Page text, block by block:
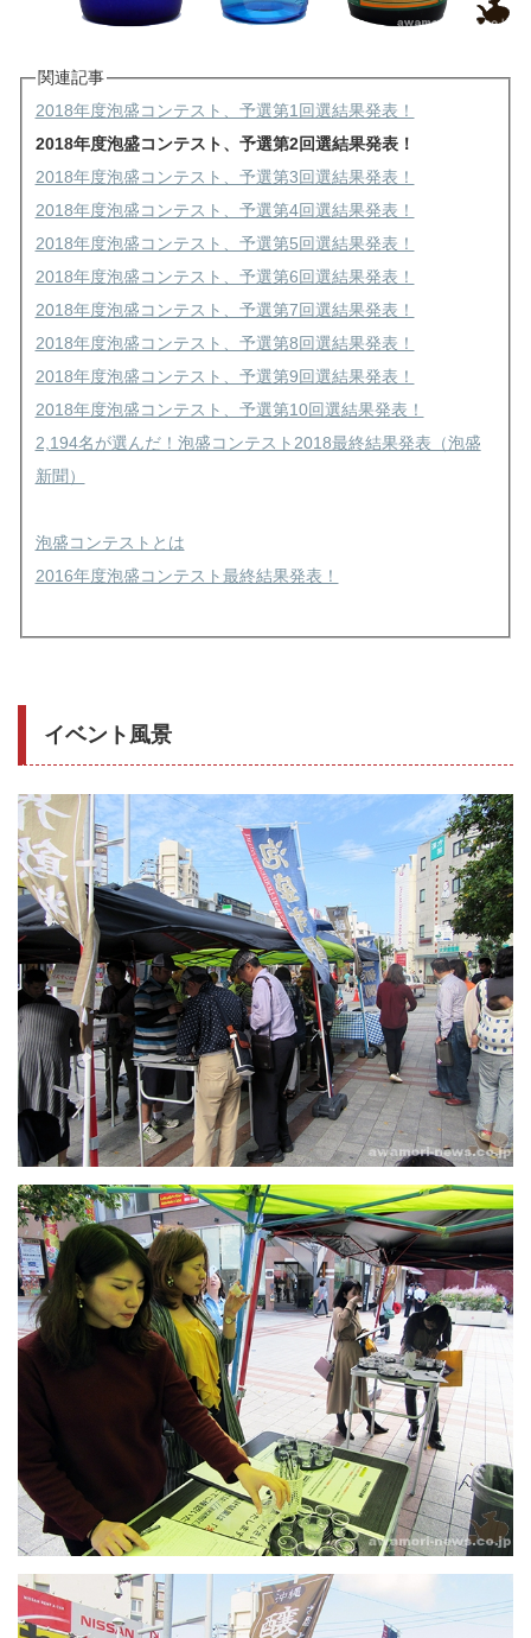
関連記事
2018年度泡盛コンテスト、予選第1回選結果発表！
2018年度泡盛コンテスト、予選第2回選結果発表！
2018年度泡盛コンテスト、予選第3回選結果発表！
2018年度泡盛コンテスト、予選第4回選結果発表！
2018年度泡盛コンテスト、予選第5回選結果発表！
2018年度泡盛コンテスト、予選第6回選結果発表！
2018年度泡盛コンテスト、予選第7回選結果発表！
2018年度泡盛コンテスト、予選第8回選結果発表！
2018年度泡盛コンテスト、予選第9回選結果発表！
2018年度泡盛コンテスト、予選第10回選結果発表！
2,194名が選んだ！泡盛コンテスト2018最終結果発表（泡盛
新聞）
泡盛コンテストとは
2016年度泡盛コンテスト最終結果発表！
イベント風景